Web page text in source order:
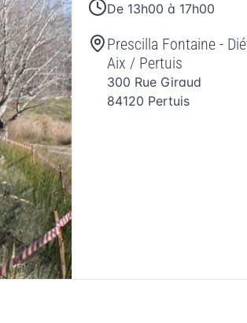
De 13h00 à 17h00
Prescilla Fontaine -
Aix / Pertuis
300 Rue Giraud
84120 Pertuis